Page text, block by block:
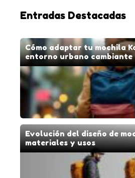
Entradas Destacadas
Cómo adaptar tu mochila
entorno urbano cambiante
Evolución del diseño de
materiales y usos